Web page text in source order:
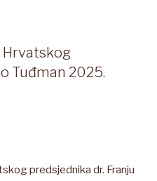
Tuđman 2025.
predsjednika dr. Franju